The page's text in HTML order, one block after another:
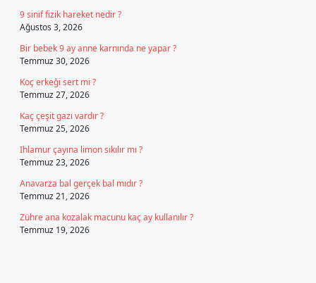
9 sinif fizik hareket nedir ?
Ağustos 3, 2026
Bir bebek 9 ay anne karnında ne yapar ?
Temmuz 30, 2026
Koç erkeği sert mi ?
Temmuz 27, 2026
Kaç çeşit gazı vardır ?
Temmuz 25, 2026
Ihlamur çayına limon sıkılır mı ?
Temmuz 23, 2026
Anavarza bal gerçek bal mıdır ?
Temmuz 21, 2026
Zühre ana kozalak macunu kaç ay kullanılır ?
Temmuz 19, 2026